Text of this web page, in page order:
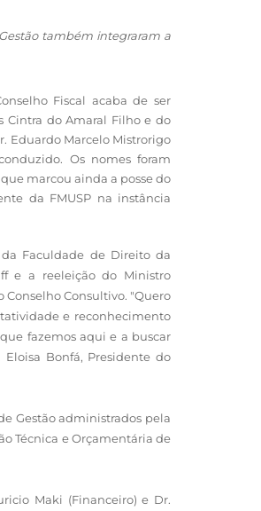
também integraram a
Fiscal acaba de ser
Cintra do Amaral Filho e do
Eduardo Marcelo Mistrorigo
Os nomes foram
marcou ainda a posse do
da FMUSP na instância
da Faculdade de Direito da
e a reeleição do Ministro
Conselho Consultivo. "Quero
e reconhecimento
fazemos aqui e a buscar
Bonfá, Presidente do
Gestão administrados pela
Técnica e Orçamentária de
Maki (Financeiro) e Dr.